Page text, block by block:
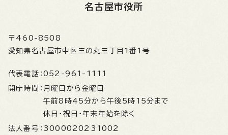
名古屋市役所
〒460-8508
愛知県名古屋市中区三の丸三丁目1番1号
代表電話： 052-961-1111
開庁時間： 月曜日から金曜日
午前8時45分から午後5時15分まで
休日・祝日・年末年始を除く
法人番号： 3000020231002